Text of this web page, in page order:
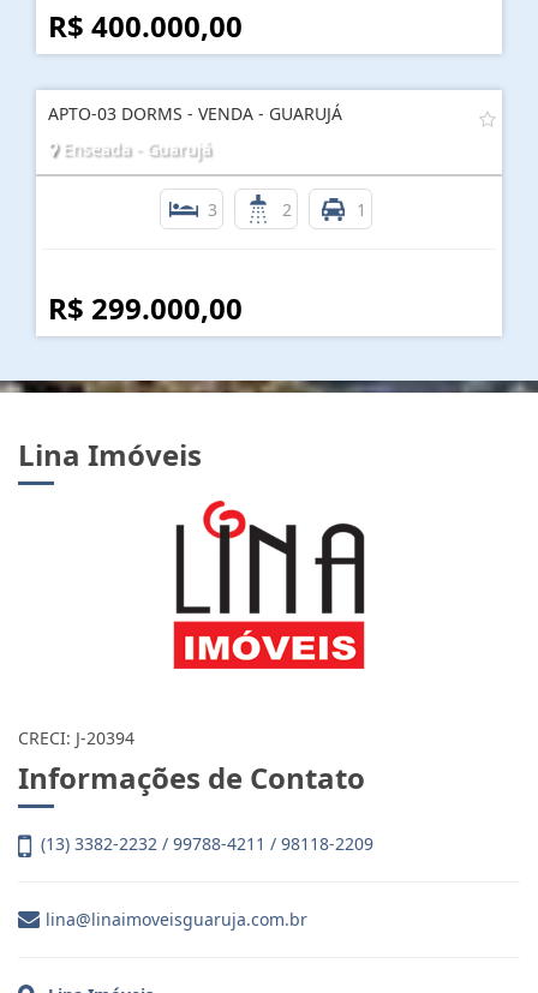
R$ 400.000,00
APTO-03 DORMS - VENDA - GUARUJÁ
Enseada - Guarujá
3 2 1
R$ 299.000,00
Lina Imóveis
CRECI: J-20394
Informações de Contato
(13) 3382-2232 / 99788-4211 / 98118-2209
lina@linaimoveisguaruja.com.br